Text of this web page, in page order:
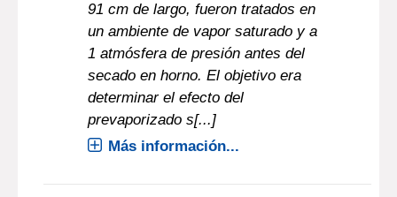
91 cm de largo, fueron tratados en
un ambiente de vapor saturado y a
1 atmósfera de presión antes del
secado en horno. El objetivo era
determinar el efecto del
prevaporizado s[...]
Más información...